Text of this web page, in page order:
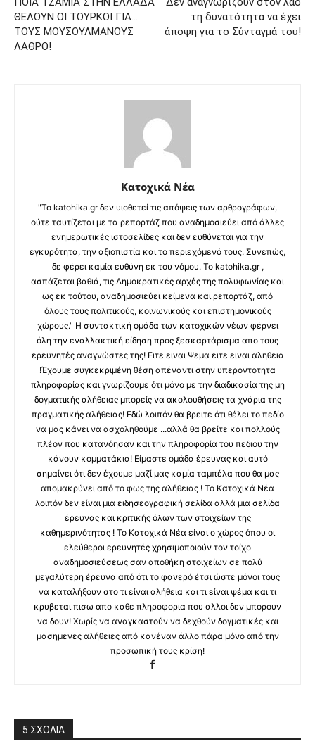
ΘΕΛΟΥΝ ΟΙ ΤΟΥΡΚΟΙ ΓΙΑ…
ΤΟΥΣ ΜΟΥΣΟΥΛΜΑΝΟΥΣ
ΛΑΘΡΟ!
τη δυνατότητα να έχει
άποψη για το Σύνταγμά του!
Κατοχικά Νέα
"Το katohika.gr δεν υιοθετεί τις απόψεις των αρθρογράφων,
ούτε ταυτίζεται με τα ρεπορτάζ που αναδημοσιεύει από άλλες
ενημερωτικές ιστοσελίδες και δεν ευθύνεται για την
εγκυρότητα, την αξιοπιστία και το περιεχόμενό τους. Συνεπώς,
δε φέρει καμία ευθύνη εκ του νόμου. Το katohika.gr ,
ασπάζεται βαθιά, τις Δημοκρατικές αρχές της πολυφωνίας και
ως εκ τούτου, αναδημοσιεύει κείμενα και ρεπορτάζ, από
όλους τους πολιτικούς, κοινωνικούς και επιστημονικούς
χώρους." Η συντακτική ομάδα των κατοχικών νέων φέρνει
όλη την εναλλακτική είδηση προς ξεσκαρτάρισμα απο τους
ερευνητές αναγνώστες της! Ειτε ειναι Ψεμα ειτε ειναι αληθεια
!Έχουμε συγκεκριμένη θέση απέναντι στην υπεροντοτητα
πληροφορίας και γνωρίζουμε ότι μόνο με την διαδικασία της μη
δογματικής αλήθειας μπορείς να ακολουθήσεις τα χνάρια της
πραγματικής αλήθειας! Εδώ λοιπόν θα βρειτε ότι θέλει το πεδίο
να μας κάνει να ασχοληθούμε ...αλλά θα βρείτε και πολλούς
πλέον που κατανόησαν και την πληροφορία του πεδιου την
κάνουν κομματάκια! Είμαστε ομάδα έρευνας και αυτό
σημαίνει ότι δεν έχουμε μαζί μας καμία ταμπέλα που θα μας
απομακρύνει από το φως της αλήθειας ! Το Κατοχικά Νέα
λοιπόν δεν είναι μια ειδησεογραφική σελίδα αλλά μια σελίδα
έρευνας και κριτικής όλων των στοιχείων της
καθημερινότητας ! Το Κατοχικά Νέα είναι ο χώρος όπου οι
ελεύθεροι ερευνητές χρησιμοποιούν τον τοίχο
αναδημοσιεύσεως σαν αποθήκη στοιχείων σε πολύ
μεγαλύτερη έρευνα από ότι το φανερό έτσι ώστε μόνοι τους
να καταλήξουν στο τι είναι αλήθεια και τι είναι ψέμα και τι
κρυβεται πισω απο καθε πληροφορια που αλλοι δεν μπορουν
να δουν! Χωρίς να αναγκαστούν να δεχθούν δογματικές και
μασημενες αλήθειες από κανέναν άλλο πάρα μόνο από την
προσωπική τους κρίση!
5 ΣΧΟΛΙΑ